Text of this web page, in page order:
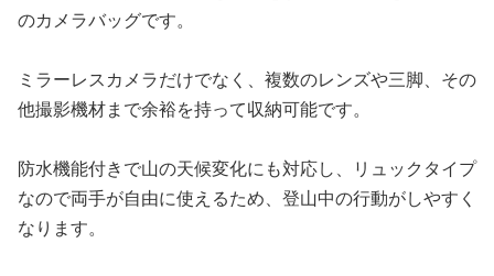
のカメラバッグです。
ミラーレスカメラだけでなく、複数のレンズや三脚、その
他撮影機材まで余裕を持って収納可能です。
防水機能付きで山の天候変化にも対応し、リュックタイプ
なので両手が自由に使えるため、登山中の行動がしやすく
なります。